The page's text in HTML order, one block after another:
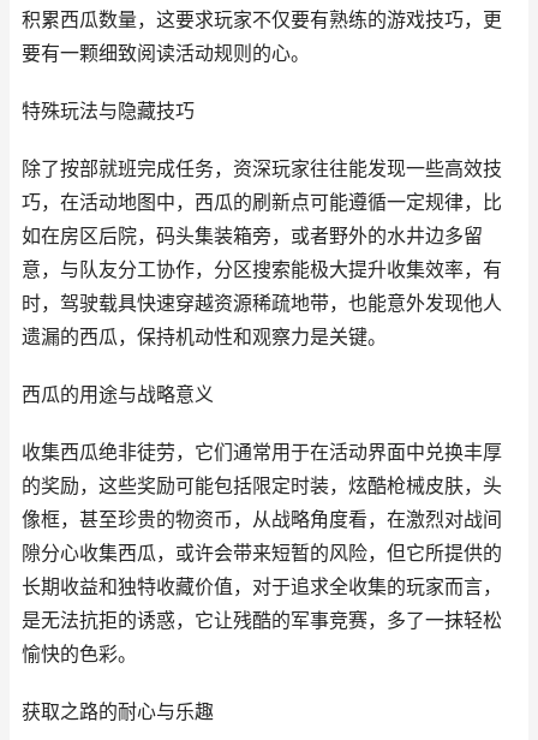
积累西瓜数量，这要求玩家不仅要有熟练的游戏技巧，更
要有一颗细致阅读活动规则的心。
特殊玩法与隐藏技巧
除了按部就班完成任务，资深玩家往往能发现一些高效技
巧，在活动地图中，西瓜的刷新点可能遵循一定规律，比
如在房区后院，码头集装箱旁，或者野外的水井边多留
意，与队友分工协作，分区搜索能极大提升收集效率，有
时，驾驶载具快速穿越资源稀疏地带，也能意外发现他人
遗漏的西瓜，保持机动性和观察力是关键。
西瓜的用途与战略意义
收集西瓜绝非徒劳，它们通常用于在活动界面中兑换丰厚
的奖励，这些奖励可能包括限定时装，炫酷枪械皮肤，头
像框，甚至珍贵的物资币，从战略角度看，在激烈对战间
隙分心收集西瓜，或许会带来短暂的风险，但它所提供的
长期收益和独特收藏价值，对于追求全收集的玩家而言，
是无法抗拒的诱惑，它让残酷的军事竞赛，多了一抹轻松
愉快的色彩。
获取之路的耐心与乐趣